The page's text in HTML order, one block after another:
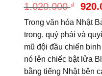
1.020.000₫
Giá
là:
Trong văn hóa Nhật
trọng, quý phái và
mũ đội đầu chiến
nó lên chiếc bật lửa
bằng tiếng Nhật bên